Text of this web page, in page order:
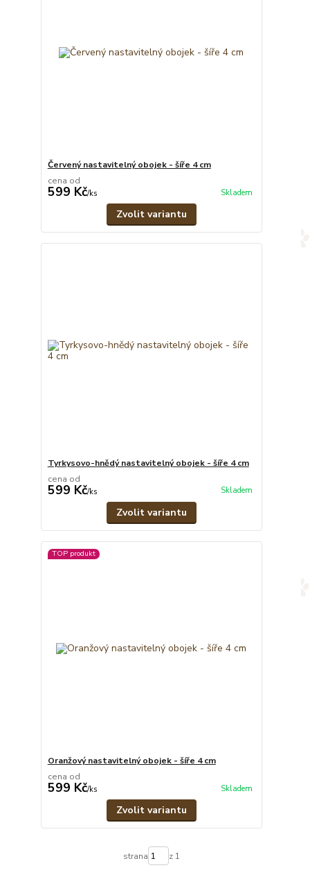
Červený nastavitelný obojek - šíře 4 cm
cena od
599 Kč/ks Skladem
Zvolit variantu
Tyrkysovo-hnědý nastavitelný obojek - šíře 4 cm
cena od
599 Kč/ks Skladem
Zvolit variantu
TOP produkt
Oranžový nastavitelný obojek - šíře 4 cm
cena od
599 Kč/ks Skladem
Zvolit variantu
strana z 1